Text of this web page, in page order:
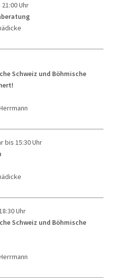
Uhr
Schweiz und Böhmische
bis 15:30 Uhr
Uhr
Schweiz und Böhmische